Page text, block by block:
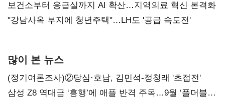
보건소부터 응급실까지 AI 확산…지역의료 혁신 본격화
"강남사옥 부지에 청년주택"…LH도 '공급 속도전'
많이 본 뉴스
(정기여론조사)②당심·호남, 김민석-정청래 '초접전'
삼성 Z8 역대급 ‘흥행’에 애플 반격 주목…9월 ‘폴더블